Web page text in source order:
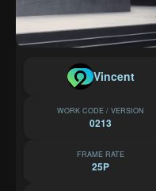
Vincent
WORK CODE / VERSION
0213
FRAME RATE
25P